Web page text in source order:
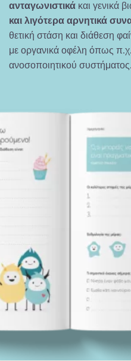
ανταγωνιστικά και γενικά
και λιγότερα αρνητικά
θετική στάση και διάθεση
με οργανικά οφέλη όπως π.χ.
ανοσοποιητικού συστήματος.